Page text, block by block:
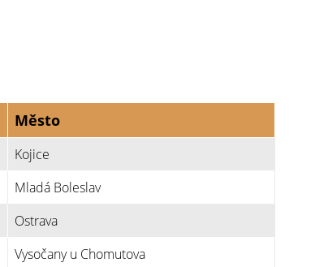
Město
Kojice
Mladá Boleslav
Ostrava
Vysočany u Chomutova